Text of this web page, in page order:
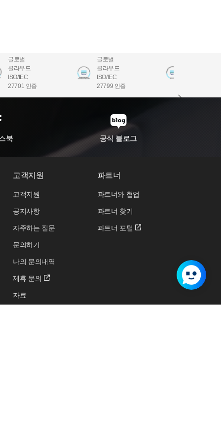
글로벌
클라우드
ISO/IEC
27701 인증
글로벌
클라우드
ISO/IEC
27799 인증
북 공식 블로그
고객지원
고객지원
공지사항
자주하는 질문
문의하기
나의 문의내역
제휴 문의
자료
파트너
파트너와 협업
파트너 찾기
파트너 포털